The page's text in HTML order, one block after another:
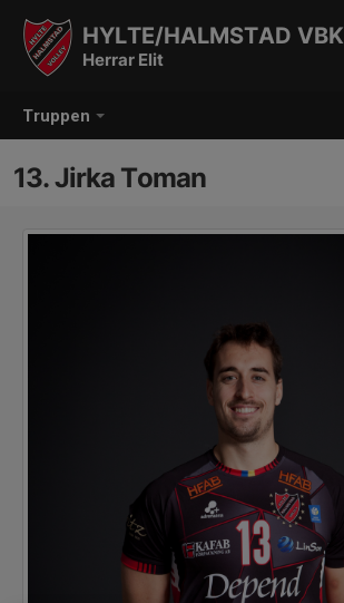
Truppen
HYLTE/HALMSTAD VBK
Herrar Elit
13. Jirka Toman